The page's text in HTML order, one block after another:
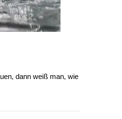
dann weiß man, wie